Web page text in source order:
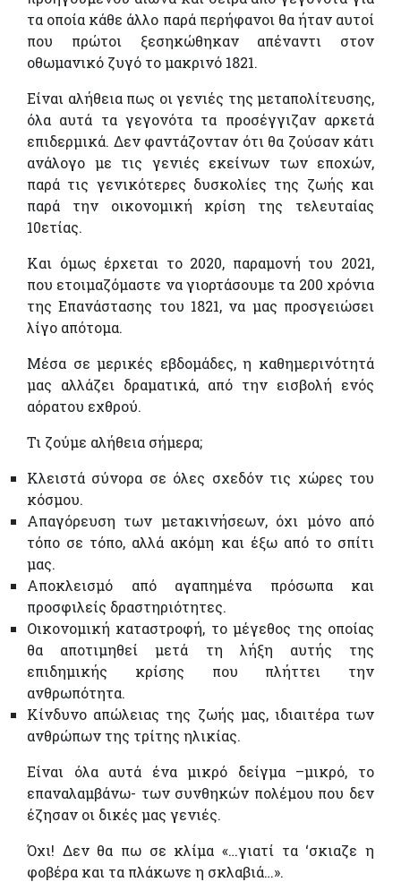
τα οποία κάθε άλλο παρά περήφανοι θα ήταν αυτοί
που πρώτοι ξεσηκώθηκαν απέναντι στον
οθωμανικό ζυγό το μακρινό 1821.
Είναι αλήθεια πως οι γενιές της μεταπολίτευσης,
όλα αυτά τα γεγονότα τα προσέγγιζαν αρκετά
επιδερμικά. Δεν φαντάζονταν ότι θα ζούσαν κάτι
ανάλογο με τις γενιές εκείνων των εποχών,
παρά τις γενικότερες δυσκολίες της ζωής και
παρά την οικονομική κρίση της τελευταίας
10ετίας.
Και όμως έρχεται το 2020, παραμονή του 2021,
που ετοιμαζόμαστε να γιορτάσουμε τα 200 χρόνια
της Επανάστασης του 1821, να μας προσγειώσει
λίγο απότομα.
Μέσα σε μερικές εβδομάδες, η καθημερινότητά
μας αλλάζει δραματικά, από την εισβολή ενός
αόρατου εχθρού.
Τι ζούμε αλήθεια σήμερα;
Κλειστά σύνορα σε όλες σχεδόν τις χώρες του
κόσμου.
Απαγόρευση των μετακινήσεων, όχι μόνο από
τόπο σε τόπο, αλλά ακόμη και έξω από το σπίτι
μας.
Αποκλεισμό από αγαπημένα πρόσωπα και
προσφιλείς δραστηριότητες.
Οικονομική καταστροφή, το μέγεθος της οποίας
θα αποτιμηθεί μετά τη λήξη αυτής της
επιδημικής κρίσης που πλήττει την
ανθρωπότητα.
Κίνδυνο απώλειας της ζωής μας, ιδιαιτέρα των
ανθρώπων της τρίτης ηλικίας.
Είναι όλα αυτά ένα μικρό δείγμα –μικρό, το
επαναλαμβάνω- των συνθηκών πολέμου που δεν
έζησαν οι δικές μας γενιές.
Όχι! Δεν θα πω σε κλίμα «…γιατί τα ‘σκιαζε η
φοβέρα και τα πλάκωνε η σκλαβιά…».